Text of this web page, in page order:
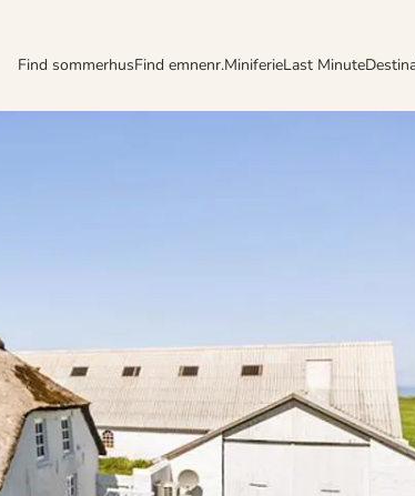
Find sommerhusFind emnenr.MiniferieLast Minute